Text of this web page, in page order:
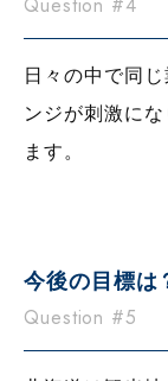
Question #4
日々の中で同
ンジが刺激に
ます。
今後の目標は
Question #5